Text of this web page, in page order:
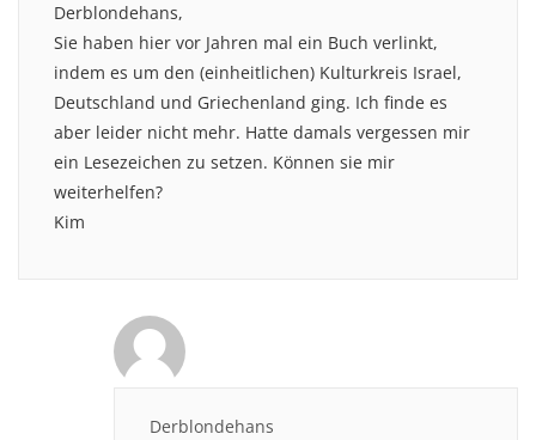
Derblondehans,
Sie haben hier vor Jahren mal ein Buch verlinkt,
indem es um den (einheitlichen) Kulturkreis Israel,
Deutschland und Griechenland ging. Ich finde es
aber leider nicht mehr. Hatte damals vergessen mir
ein Lesezeichen zu setzen. Können sie mir
weiterhelfen?
Kim
Derblondehans